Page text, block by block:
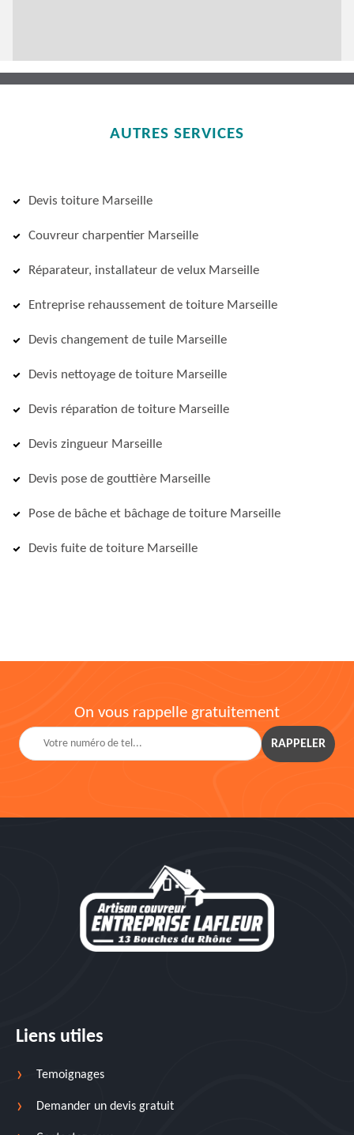
AUTRES SERVICES
Devis toiture Marseille
Couvreur charpentier Marseille
Réparateur, installateur de velux Marseille
Entreprise rehaussement de toiture Marseille
Devis changement de tuile Marseille
Devis nettoyage de toiture Marseille
Devis réparation de toiture Marseille
Devis zingueur Marseille
Devis pose de gouttière Marseille
Pose de bâche et bâchage de toiture Marseille
Devis fuite de toiture Marseille
On vous rappelle gratuitement
Liens utiles
Temoignages
Demander un devis gratuit